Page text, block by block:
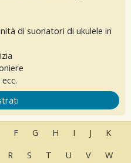
di suonatori di ukulele in
F G H I J
K
R S T U V W